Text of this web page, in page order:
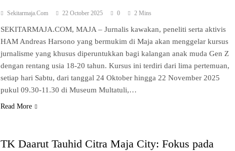
Sekitarmaja.com 22 October 2025 0 2 Mins
SEKITARMAJA.COM, MAJA – Jurnalis kawakan, peneliti serta aktivis
HAM Andreas Harsono yang bermukim di Maja akan menggelar kursus
jurnalisme yang khusus diperuntukkan bagi kalangan anak muda Gen Z
dengan rentang usia 18-20 tahun. Kursus ini terdiri dari lima pertemuan,
setiap hari Sabtu, dari tanggal 24 Oktober hingga 22 November 2025
pukul 09.30-11.30 di Museum Multatuli,…
Read More
TK Daarut Tauhid Citra Maja City: Fokus pada